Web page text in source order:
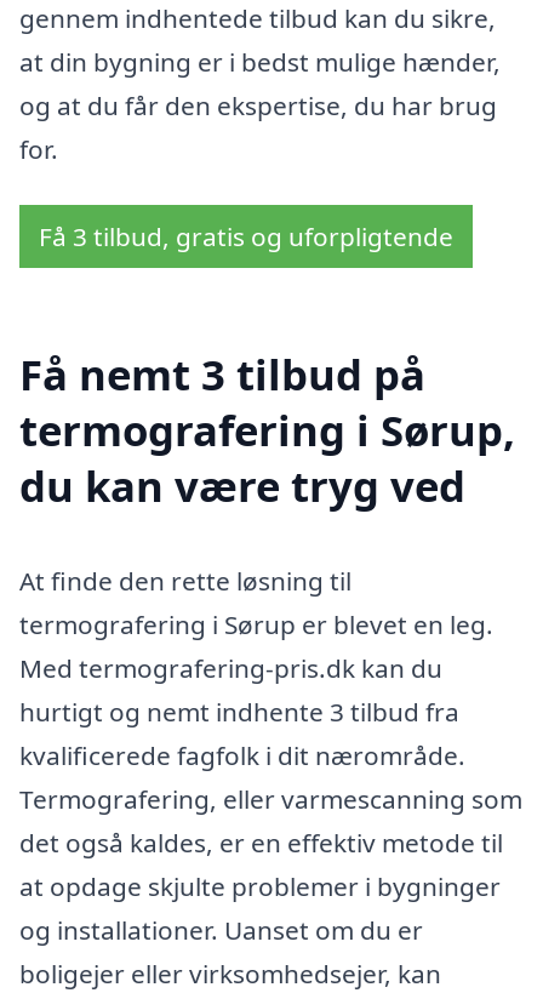
gennem indhentede tilbud kan du sikre,
at din bygning er i bedst mulige hænder,
og at du får den ekspertise, du har brug
for.
Få 3 tilbud, gratis og uforpligtende
Få nemt 3 tilbud på
termografering i Sørup,
du kan være tryg ved
At finde den rette løsning til
termografering i Sørup er blevet en leg.
Med termografering-pris.dk kan du
hurtigt og nemt indhente 3 tilbud fra
kvalificerede fagfolk i dit nærområde.
Termografering, eller varmescanning som
det også kaldes, er en effektiv metode til
at opdage skjulte problemer i bygninger
og installationer. Uanset om du er
boligejer eller virksomhedsejer, kan